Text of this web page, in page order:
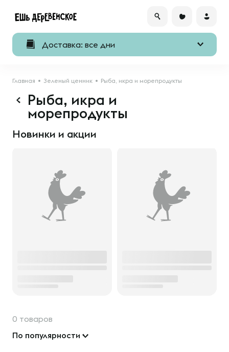
Доставка: все дни
Главная Зеленый ценник Рыба, икра и морепродукты
Рыба, икра и
морепродукты
Новинки и акции
0 товаров
По популярности